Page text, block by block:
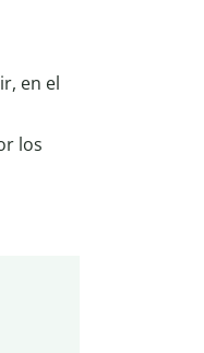
en el
los